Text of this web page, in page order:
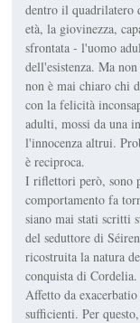
dentro il quadrilatero
età, la giovinezza,
sfrontata - l'uomo
dell'esistenza. Ma
non è mai chiaro chi
con la felicità
adulti, mossi da una
l'innocenza altrui.
è reciproca.
I riflettori però, sono
comportamento fa
siano mai stati scritti
del seduttore di
ricostruita la natura
conquista di Cordelia.
Affetto da
sufficienti. Per